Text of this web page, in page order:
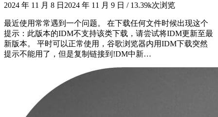
2024 年 11 月 8 日 2024 年 11 月 9 日 /13.39k次浏览
最近使用常常遇到一个问题。 在下载任何文件时候出现这个
提示：此版本的IDM不支持该类下载，请尝试将IDM更新至最
新版本。 平时可以正常使用，谷歌浏览器内用IDM下载突然
提示不能用了，但是复制链接到!DM中新…